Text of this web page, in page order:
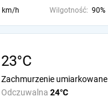
km/h Wilgotność: 90%
23°C
Odczuwalna 24°C
Zachmurzenie umiarkowane